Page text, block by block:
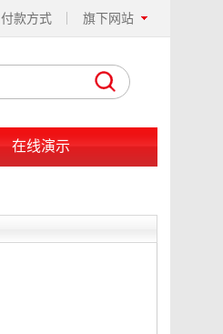
旗下网站
付款方式
在线演示